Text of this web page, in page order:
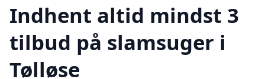
Indhent altid mindst 3
tilbud på slamsuger i
Tølløse